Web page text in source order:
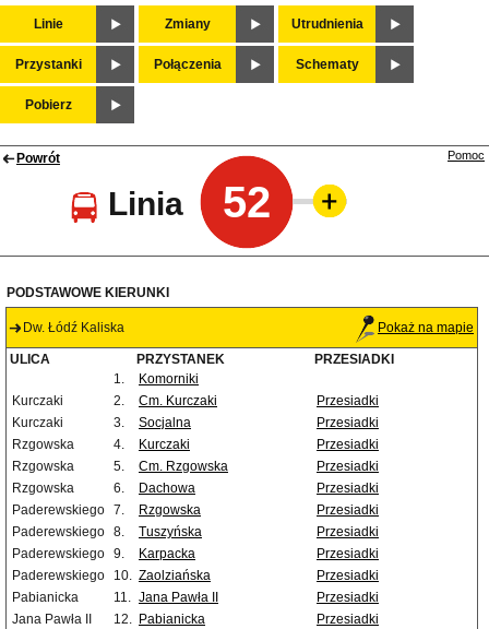
Linie Zmiany Utrudnienia
Przystanki Połączenia Schematy
Pobierz
Powrót
Linia 52
Pomoc
PODSTAWOWE KIERUNKI
Dw. Łódź Kaliska Pokaż na mapie
ULICA PRZYSTANEK
PRZESIADKI
1.
Komorniki
Kurczaki
2. Cm. Kurczaki
Przesiadki
Kurczaki
3. Socjalna
Przesiadki
Rzgowska
4. Kurczaki
Przesiadki
Rzgowska
5. Cm. Rzgowska
Przesiadki
Rzgowska
6. Dachowa
Przesiadki
Paderewskiego 7. Rzgowska
Przesiadki
Paderewskiego 8. Tuszyńska
Przesiadki
Paderewskiego 9. Karpacka
Przesiadki
Paderewskiego
10. Zaolziańska
Przesiadki
Pabianicka
11. Jana Pawła II
Przesiadki
Jana Pawła II
12. Pabianicka
Przesiadki